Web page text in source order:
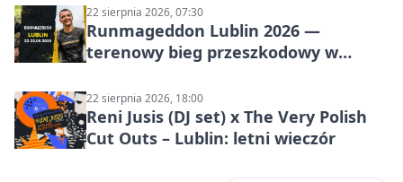
22 sierpnia 2026, 07:30
Runmageddon Lublin 2026 —
terenowy bieg przeszkodowy w
22 sierpnia 2026, 18:00
Reni Jusis (DJ set) x The Very Polish
Cut Outs – Lublin: letni wieczór